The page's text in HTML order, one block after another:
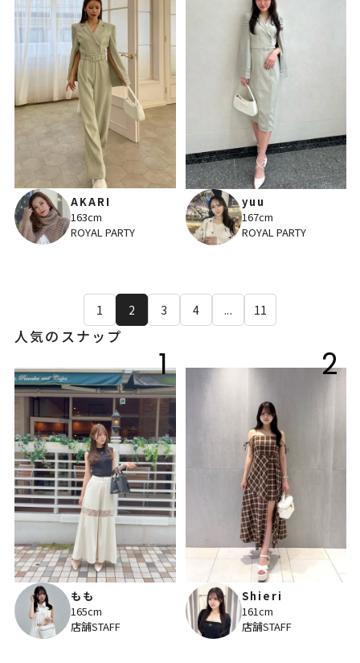
AKARI
163cm
ROYAL PARTY
yuu
167cm
ROYAL PARTY
1 2 3 4 ... 11
人気のスナップ
1
もも
165cm
店舗STAFF
2
Shieri
161cm
店舗STAFF